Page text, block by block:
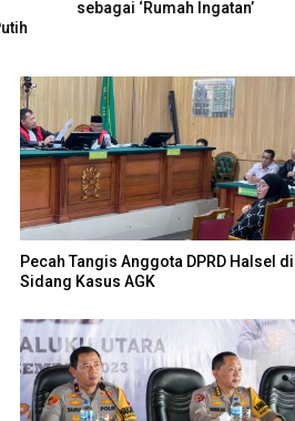
sebagai ‘Rumah Ingatan’
Pecah Tangis Anggota DPRD Halsel di
Sidang Kasus AGK